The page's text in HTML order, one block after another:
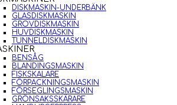
DISKMASKIN-UNDERBÄNK
GLASDISKMASKIN
GROVDISKMASKIN
HUVDISKMASKIN
TUNNELDISKMASKIN
BENSÅG
BLANDINGSMASKIN
FISKSKALARE
FÖRPACKNINGSMASKIN
FÖRSEGLINGSMASKIN
GRÖNSAKSSKÄRARE